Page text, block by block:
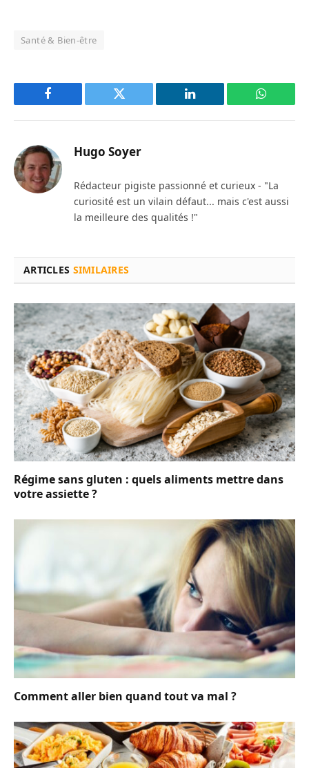
Santé & Bien-être
Facebook Twitter LinkedIn
Hugo Soyer
Rédacteur pigiste passionné et curieux - "La
curiosité est un vilain défaut... mais c'est aussi
la meilleure des qualités !"
ARTICLES SIMILAIRES
Régime sans gluten : quels aliments mettre dans
votre assiette ?
Comment aller bien quand tout va mal ?